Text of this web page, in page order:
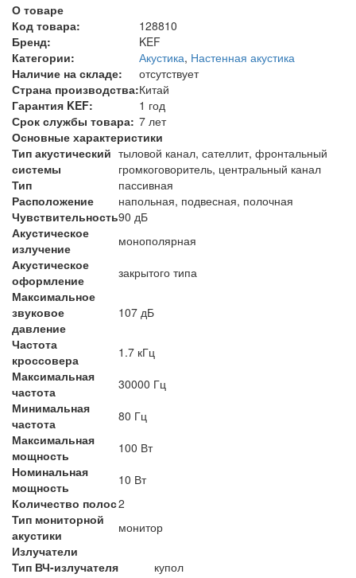
О товаре
Код товара:
128810
Бренд:
KEF
Категории:
Акустика, Настенная акустика
Наличие на складе:
отсутствует
Страна производства:Китай
Гарантия KEF:
1 год
Срок службы товара: 7 лет
Основные характеристики
Тип акустический
системы
тыловой канал, сателлит, фронтальный
громкоговоритель, центральный канал
Тип
пассивная
Расположение
напольная, подвесная, полочная
Чувствительность90 дБ
Акустическое
излучение
монополярная
Акустическое
оформление
закрытого типа
Максимальное
звуковое
давление
107 дБ
Частота
кроссовера
1.7 кГц
Максимальная
частота
30000 Гц
Минимальная
частота
80 Гц
Максимальная
мощность
100 Вт
Номинальная
мощность
10 Вт
Количество полос2
Тип мониторной
акустики
монитор
Излучатели
Тип ВЧ-излучателя
купол